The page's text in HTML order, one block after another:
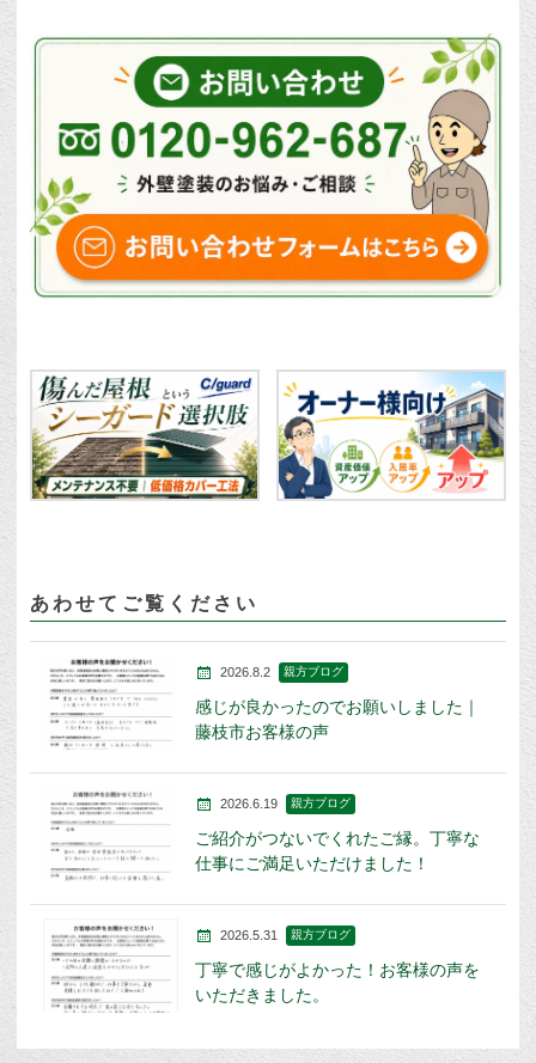
あわせてご覧ください
2026.8.2 親方ブログ
感じが良かったのでお願いしました｜
藤枝市お客様の声
2026.6.19 親方ブログ
ご紹介がつないでくれたご縁。丁寧な
仕事にご満足いただけました！
2026.5.31 親方ブログ
丁寧で感じがよかった！お客様の声を
いただきました。